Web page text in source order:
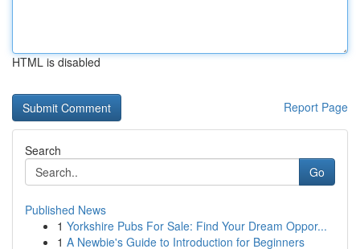
HTML is disabled
Report Page
Search
Go
Published News
1 Yorkshire Pubs For Sale: Find Your Dream Oppor...
1 A Newbie's Guide to Introduction for Beginners